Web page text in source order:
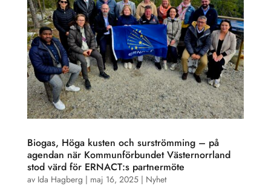
Biogas, Höga kusten och surströmming – på
agendan när Kommunförbundet Västernorrland
stod värd för ERNACT:s partnermöte
av Ida Hagberg | maj 16, 2025| Nyhet